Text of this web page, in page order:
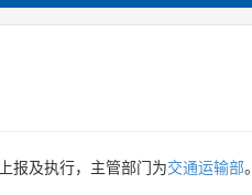
报及执行，主管部门为交通运输部。